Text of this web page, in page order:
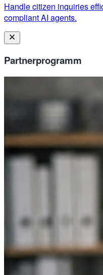
Handle citizen inquiries
compliant AI agents.
Partnerprogramm